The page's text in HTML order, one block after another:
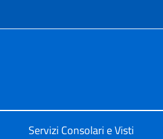
Servizi Consolari e Visti